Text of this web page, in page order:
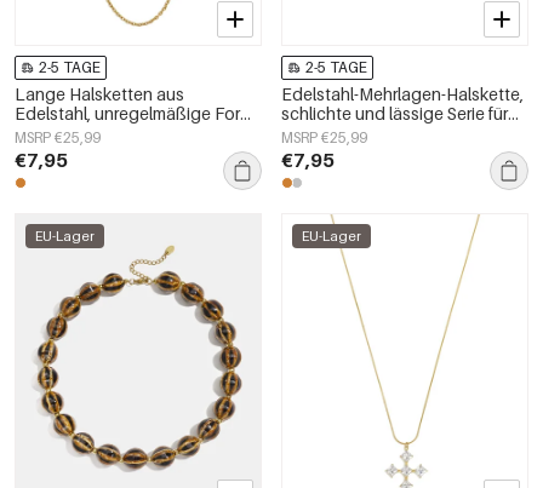
2-5 TAGE
Lange Halsketten aus
Edelstahl, unregelmäßige Form,
schlichte Alltags-Serie,
Damenschmuck
MSRP €25,99
€7,95
2-5 TAGE
Edelstahl-Mehrlagen-Halskette,
schlichte und lässige Serie für
Damen
MSRP €25,99
€7,95
EU-Lager EU-Lager